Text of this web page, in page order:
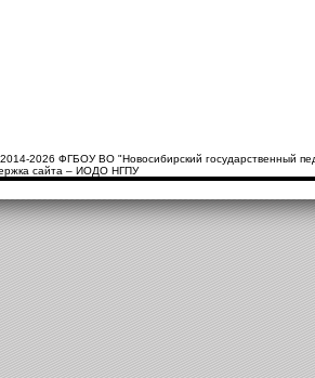
2026 ФГБОУ ВО "Новосибирский государственный
сайта – ИОДО НГПУ